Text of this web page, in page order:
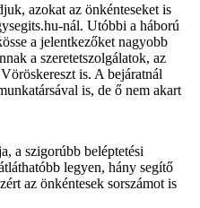
azokat az önkénteseket is
nál. Utóbbi a háború
a jelentkezőket nagyobb
a szeretetszolgálatok, az
is. A bejáratnál
is, de ő nem akart
a szigorúbb beléptetési
legyen, hány segítő
az önkéntesek sorszámot is